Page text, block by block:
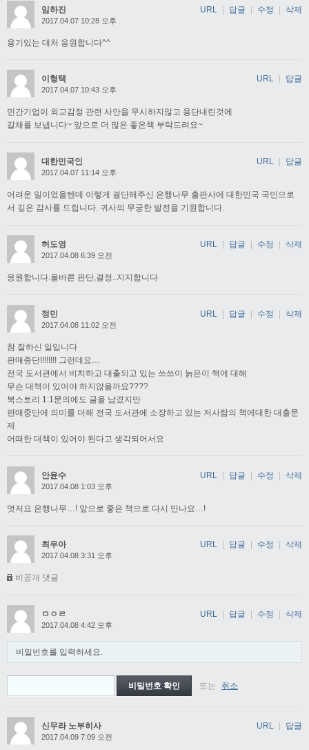
임하진
2017.04.07 10:28 오후
용기있는 대처 응원합니다^^
URL | 답글 | 수정 | 삭제
이형택
2017.04.07 10:43 오후
민간기업이 외교감정 관련 사안을 무시하지않고 용단내린것에
갈채를 보냅니다~ 앞으로 더 많은 좋은책 부탁드려요~
URL 답글
대한민국인
2017.04.07 11:14 오후
어려운 일이었을텐데 이렇게 결단해주신 은행나무 출판사에 대한민국 국민으로
서 깊은 감사를 드립니다. 귀사의 무궁한 발전을 기원합니다.
URL 답글
허도영
2017.04.08 6:39 오전
응원합니다.올바른 판단,결정..지지합니다
URL 답글 수정 삭제
정민
2017.04.08 11:02 오전
참 잘하신 일입니다
판매중단!!!!!!!! 그런데요…
전국 도서관에서 비치하고 대출되고 있는 쓰쓰이 늙은이 책에 대해
무슨 대책이 있어야 하지않을까요????
북스토리 1:1문의에도 글을 남겼지만
판매중단에 의미를 더해 전국 도서관에 소장하고 있는 저사람의 책에대한 대출문
제
어떠한 대책이 있어야 된다고 생각되어서요
URL | 답글 | 수정 | 삭제
안윤수
2017.04.08 1:03 오후
멋저요 은행나무…! 앞으로 좋은 책으로 다시 만나요…!
URL | 답글 | 수정 | 삭제
최우아
2017.04.08 3:31 오후
비공개 댓글
URL 답글 수정 삭제
ㅁㅇㄹ
2017.04.08 4:42 오후
비밀번호를 입력하세요.
또는 취소
URL 답글 수정 삭제
신무라 노부히사
2017.04.09 7:09 오전
URL 답글